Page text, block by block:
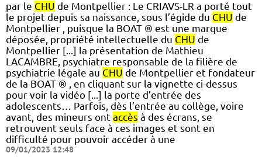
par le CHU de Montpellier : Le CRIAVS-LR a porté tout
le projet depuis sa naissance, sous l’égide du CHU de
Montpellier , puisque la BOAT ® est une marque
déposée, propriété intellectuelle du CHU de
Montpellier [...] la présentation de Mathieu
LACAMBRE, psychiatre responsable de la filière de
psychiatrie légale au CHU de Montpellier et fondateur
de la BOAT ® , en cliquant sur la vignette ci-dessus
pour voir la vidéo [...] la porte d’entrée des
adolescents… Parfois, dès l’entrée au collège, voire
avant, des mineurs ont accès à des écrans, se
retrouvent seuls face à ces images et sont en
difficulté pour pouvoir accéder à une
09/01/2023 12:48